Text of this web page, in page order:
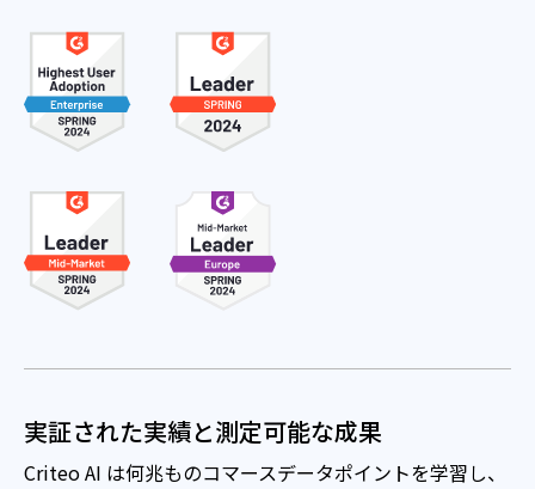
実証された実績と測定可能な成果
Criteo AI は何兆ものコマースデータポイントを学習し、